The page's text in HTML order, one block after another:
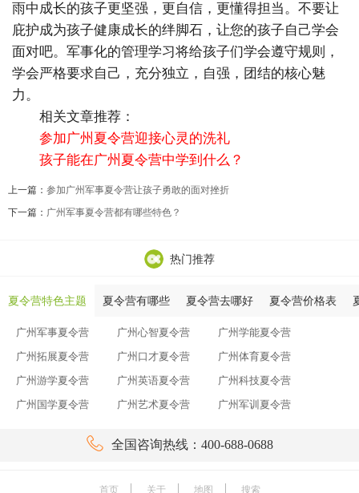
雨中成长的孩子更坚强，更自信，更懂得担当。不要让
庇护成为孩子健康成长的绊脚石，让您的孩子自己学会
面对吧。军事化的管理学习将给孩子们学会遵守规则，
学会严格要求自己，充分独立，自强，团结的核心魅
力。
相关文章推荐：
参加广州夏令营迎接心灵的洗礼
孩子能在广州夏令营中学到什么？
上一篇： 参加广州军事夏令营让孩子勇敢的面对挫折
下一篇： 广州军事夏令营都有哪些特色？
热门推荐
夏令营特色主题 夏令营有哪些 夏令营去哪好 夏令营价格表
广州军事夏令营 广州心智夏令营
广州学能夏令营
广州拓展夏令营
广州口才夏令营
广州体育夏令营
广州游学夏令营
广州英语夏令营
广州科技夏令营
广州国学夏令营
广州艺术夏令营 广州军训夏令营
 全国咨询热线：400-688-0688
首页 关于 地图 搜索